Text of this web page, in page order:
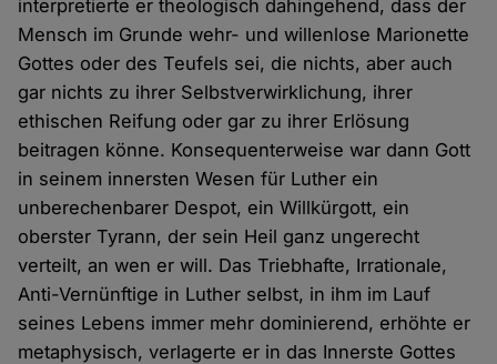
interpretierte er theologisch dahingehend, dass der
Mensch im Grunde wehr- und willenlose Marionette
Gottes oder des Teufels sei, die nichts, aber auch
gar nichts zu ihrer Selbstverwirklichung, ihrer
ethischen Reifung oder gar zu ihrer Erlösung
beitragen könne. Konsequenterweise war dann Gott
in seinem innersten Wesen für Luther ein
unberechenbarer Despot, ein Willkürgott, ein
oberster Tyrann, der sein Heil ganz ungerecht
verteilt, an wen er will. Das Triebhafte, Irrationale,
Anti-Vernünftige in Luther selbst, in ihm im Lauf
seines Lebens immer mehr dominierend, erhöhte er
metaphysisch, verlagerte er in das Innerste Gottes